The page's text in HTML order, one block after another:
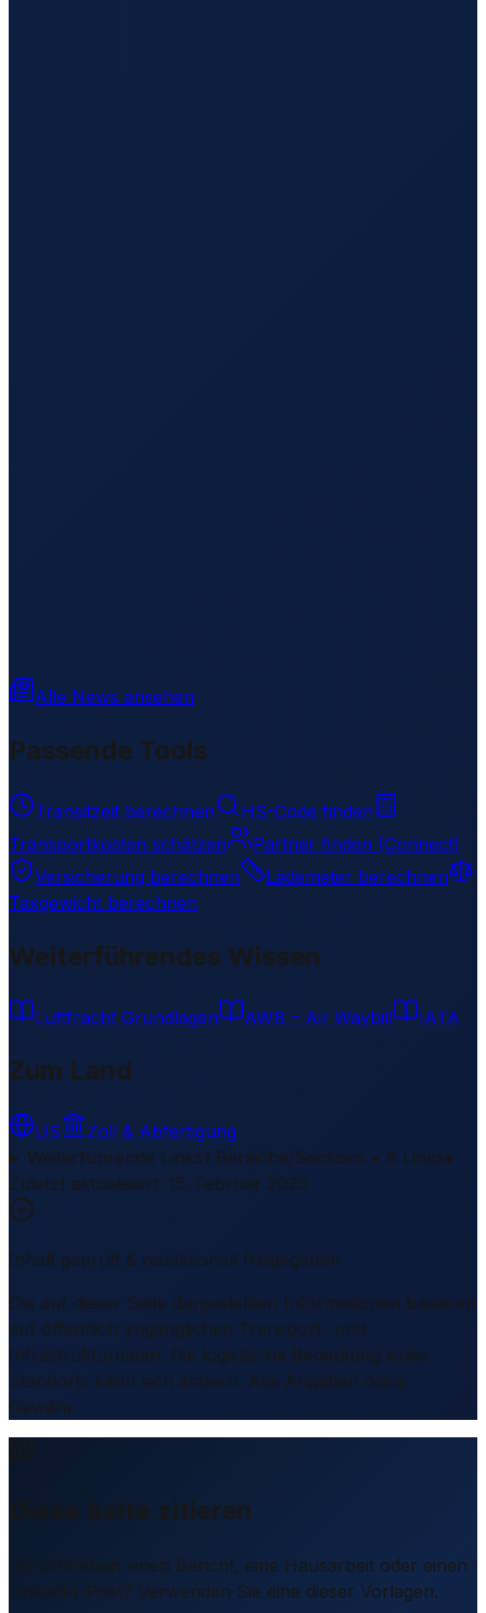
Alle News ansehen
Passende Tools
Transitzeit berechnen
HS-Code finden
Transportkosten schätzen
Partner finden (Connect)
Versicherung berechnen
Lademeter berechnen
Taxgewicht berechnen
Weiterführendes Wissen
Luftfracht Grundlagen AWB – Air Waybill IATA
Zum Land
US
Zoll & Abfertigung
Weiterführende Links1 Bereiche/Sections • 8 Links▾
Zuletzt aktualisiert: 15. Februar 2026
Inhalt geprüft & redaktionell freigegeben
Die auf dieser Seite dargestellten Informationen basieren
auf öffentlich zugänglichen Transport- und
Infrastrukturdaten. Die logistische Bedeutung eines
Standorts kann sich ändern. Alle Angaben ohne
Gewähr.
Diese Seite zitieren
Sie schreiben einen Bericht, eine Hausarbeit oder einen
LinkedIn-Post? Verwenden Sie eine dieser Vorlagen.